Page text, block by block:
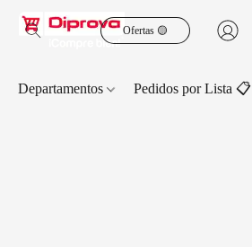
Ofertas 🟡
Departamentos Pedidos por Lista 📋